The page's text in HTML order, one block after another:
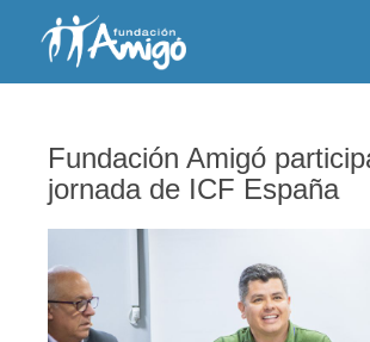
Fundación Amigó
jornada de ICF España